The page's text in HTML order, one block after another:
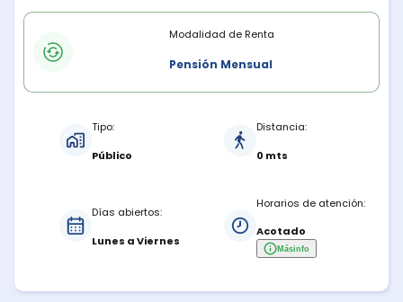
Modalidades de rentaModalidad de Renta
Pensión Mensual
Tipo:
Público
Distancia:
0 mts
Días abiertos:
Lunes a Viernes
Horarios de atención:
Acotado
Másinfo